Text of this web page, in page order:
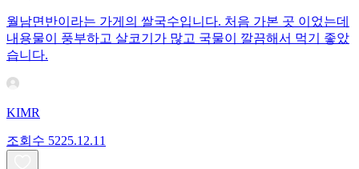
월남면반이라는 가게의 쌀국수입니다. 처음 가본 곳 이었는데
내용물이 풍부하고 살코기가 많고 국물이 깔끔해서 먹기 좋았
습니다.
KIMR
조회수 5225.12.11